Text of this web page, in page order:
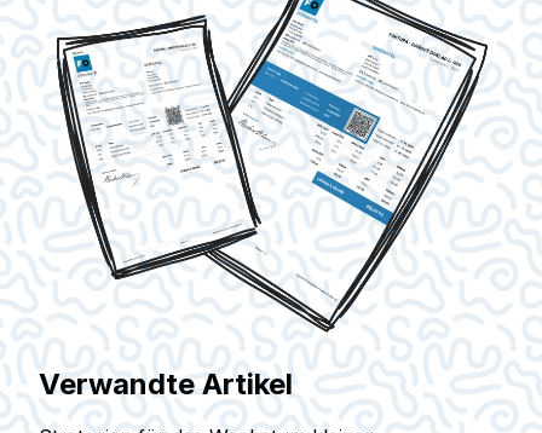
Verwandte Artikel